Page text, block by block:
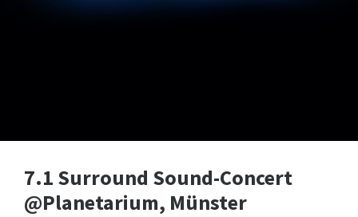
7.1 Surround Sound-Concert
@Planetarium, Münster